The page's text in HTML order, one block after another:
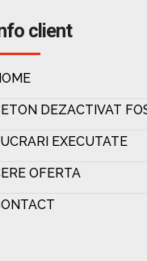
client
DEZACTIVAT
EXECUTATE
OFERTA